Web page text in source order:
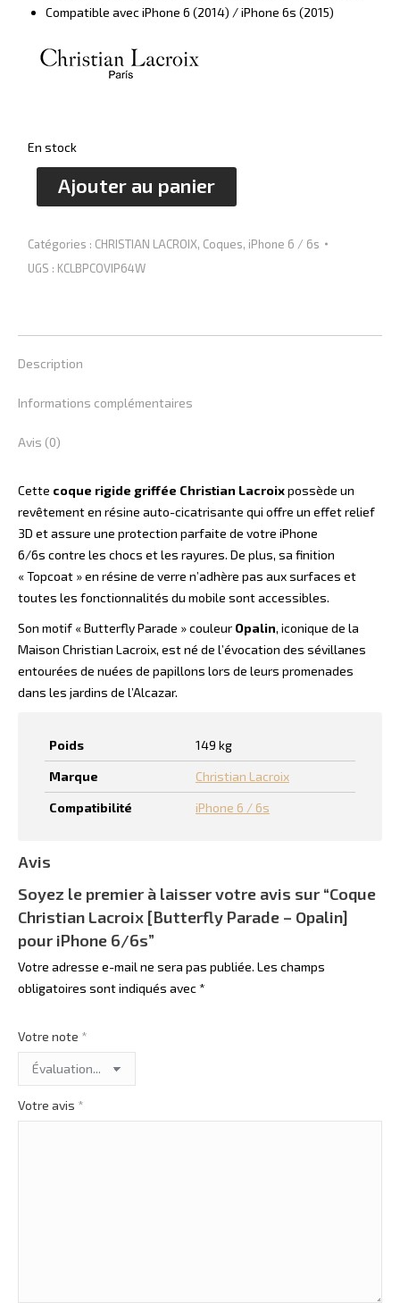
Compatible avec iPhone 6 (2014) / iPhone 6s (2015)
En stock
Ajouter au panier
Catégories : CHRISTIAN LACROIX, Coques, iPhone 6 / 6s
UGS : KCLBPCOVIP64W
Description
Informations complémentaires
Avis (0)
Cette coque rigide griffée Christian Lacroixpossède un
revêtement en résine auto-cicatrisante qui offre un effet relief
3D et assure une protection parfaite de votre iPhone
6/6s contre les chocs et les rayures. De plus, sa finition
« Topcoat » en résine de verre n’adhère pas aux surfaces et
toutes les fonctionnalités du mobile sont accessibles.
Son motif « Butterfly Parade » couleur Opalin, iconique de la
Maison Christian Lacroix, est né de l’évocation des sévillanes
entourées de nuées de papillons lors de leurs promenades
dans les jardins de l’Alcazar.
Poids 149 kg
Marque Christian Lacroix
Compatibilité iPhone 6 / 6s
Avis
Soyez le premier à laisser votre avis sur “Coque
Christian Lacroix [Butterfly Parade – Opalin]
pour iPhone 6/6s”
Votre adresse e-mail ne sera pas publiée. Les champs
obligatoires sont indiqués avec*
Votre note *
Votre avis *